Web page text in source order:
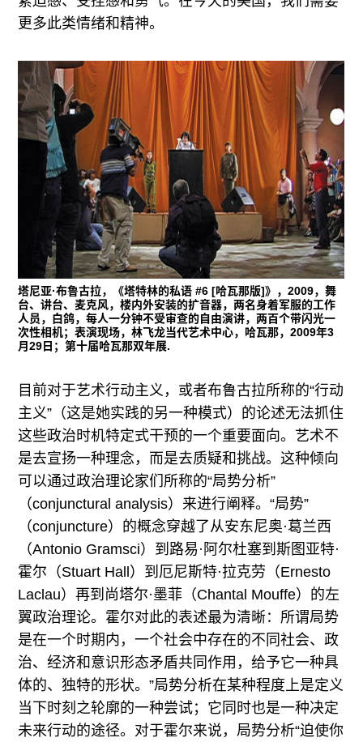
更多此类情绪和精神。
塔尼亚·布鲁古拉，《塔特林的私语 #6 [哈瓦那版]》，2009，舞
台、讲台、麦克风，楼内外安装的扩音器，两名身着军服的工作
人员，白鸽，每人一分钟不受审查的自由演讲，两百个带闪光一
次性相机；表演现场，林飞龙当代艺术中心，哈瓦那，2009年3
月29日；第十届哈瓦那双年展.
目前对于艺术行动主义，或者布鲁古拉所称的“行动
主义”（这是她实践的另一种模式）的论述无法抓住
这些政治时机特定式干预的一个重要面向。艺术不
是去宣扬一种理念，而是去质疑和挑战。这种倾向
可以通过政治理论家们所称的“局势分析”
（conjunctural analysis）来进行阐释。“局势”
（conjuncture）的概念穿越了从安东尼奥·葛兰西
（Antonio Gramsci）到路易·阿尔杜塞到斯图亚特·
霍尔（Stuart Hall）到厄尼斯特·拉克劳（Ernesto
Laclau）再到尚塔尔·墨菲（Chantal Mouffe）的左
翼政治理论。霍尔对此的表述最为清晰：所谓局势
是在一个时期内，一个社会中存在的不同社会、政
治、经济和意识形态矛盾共同作用，给予它一种具
体的、独特的形状。”局势分析在某种程度上是定义
当下时刻之轮廓的一种尝试；它同时也是一种决定
未来行动的途径。对于霍尔来说，局势分析“迫使你